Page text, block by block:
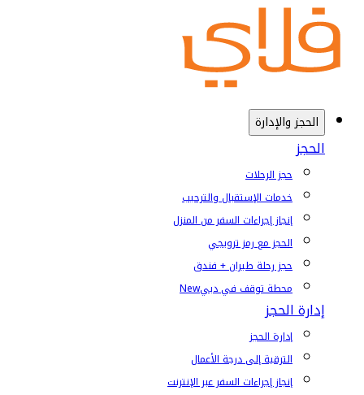
الحجز والإدارة
الحجز
حجز الرحلات
خدمات الإستقبال والترحيب
إنجاز إجراءات السفر من المنزل
الحجز مع رمز ترويجي
حجز رحلة طيران + فندق
محطة توقف في دبيNew
إدارة الحجز
إدارة الحجز
الترقية إلى درجة الأعمال
إنجاز إجراءات السفر عبر الإنترنت